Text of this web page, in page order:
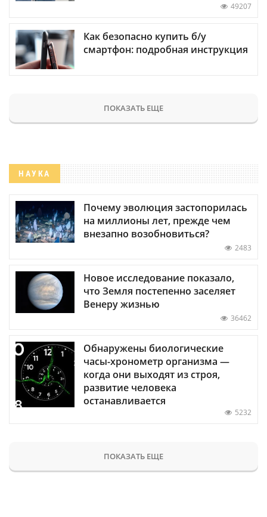
49207
Как безопасно купить б/у
смартфон: подробная инструкция
ПОКАЗАТЬ ЕЩЕ
НАУКА
Почему эволюция застопорилась
на миллионы лет, прежде чем
внезапно возобновиться?
2483
Новое исследование показало,
что Земля постепенно заселяет
Венеру жизнью
36462
Обнаружены биологические
часы-хронометр организма —
когда они выходят из строя,
развитие человека
останавливается
5232
ПОКАЗАТЬ ЕЩЕ